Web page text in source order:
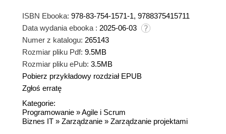
ISBN Ebooka: 978-83-754-1571-1, 9788375415711
Data wydania ebooka : 2025-06-03
Numer z katalogu: 265143
Rozmiar pliku Pdf: 9.5MB
Rozmiar pliku ePub: 3.5MB
Pobierz przykładowy rozdział EPUB
Zgłoś erratę
Kategorie:
Programowanie »Agile i Scrum
Biznes IT » Zarządzanie » Zarządzanie projektami